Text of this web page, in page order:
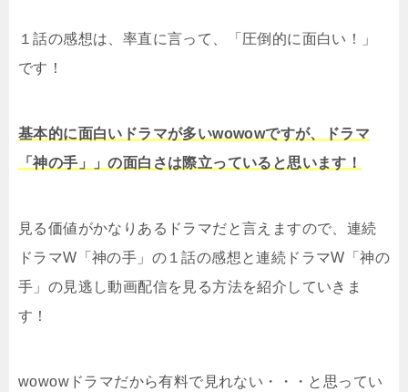
１話の感想は、率直に言って、「圧倒的に面白い！」
です！
基本的に面白いドラマが多いwowowですが、ドラマ
「神の手」」の面白さは際立っていると思います！
見る価値がかなりあるドラマだと言えますので、連続
ドラマW「神の手」の１話の感想と連続ドラマW「神の
手」の見逃し動画配信を見る方法を紹介していきま
す！
wowowドラマだから有料で見れない・・・と思ってい